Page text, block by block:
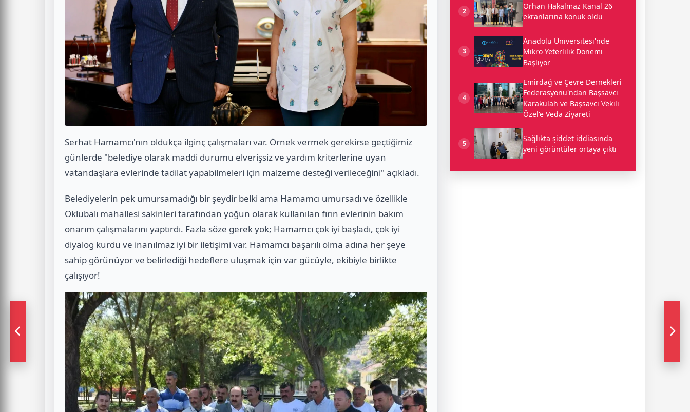
Serhat Hamamcı'nın oldukça ilginç çalışmaları var. Örnek vermek gerekirse geçtiğimiz
günlerde "belediye olarak maddi durumu elverişsiz ve yardım kriterlerine uyan
vatandaşlara evlerinde tadilat yapabilmeleri için malzeme desteği verileceğini" açıkladı.
Belediyelerin pek umursamadığı bir şeydir belki ama Hamamcı umursadı ve özellikle
Oklubalı mahallesi sakinleri tarafından yoğun olarak kullanılan fırın evlerinin bakım
onarım çalışmalarını yaptırdı. Fazla söze gerek yok; Hamamcı çok iyi başladı, çok iyi
diyalog kurdu ve inanılmaz iyi bir iletişimi var. Hamamcı başarılı olma adına her şeye
sahip görünüyor ve belirlediği hedeflere uluşmak için var gücüyle, ekibiyle birlikte
çalışıyor!
2
Orhan Hakalmaz Kanal 26
ekranlarına konuk oldu
3
Anadolu Üniversitesi'nde
Mikro Yeterlilik Dönemi
Başlıyor
4
Emirdağ ve Çevre Dernekleri
Federasyonu'ndan Başsavcı
Karakülah ve Başsavcı Vekili
Özel'e Veda Ziyareti
5
Sağlıkta şiddet iddiasında
yeni görüntüler ortaya çıktı